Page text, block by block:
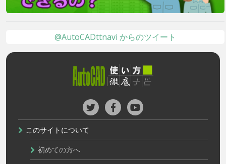
@AutoCADttnavi からのツイート
このサイトについて
初めての方へ